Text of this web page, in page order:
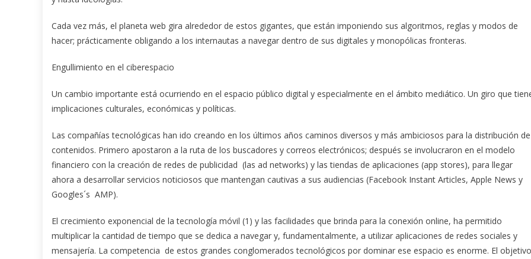
Cada vez más, el planeta web gira alrededor de estos gigantes, que están imponiendo sus algoritmos, reglas y modos de
hacer; prácticamente obligando a los internautas a navegar dentro de sus digitales y monopólicas fronteras.
Engullimiento en el ciberespacio
Un cambio importante está ocurriendo en el espacio público digital y especialmente en el ámbito mediático. Un giro que
implicaciones culturales, económicas y políticas.
Las compañías tecnológicas han ido creando en los últimos años caminos diversos y más ambiciosos para la distribución de
contenidos. Primero apostaron a la ruta de los buscadores y correos electrónicos; después se involucraron en el modelo
financiero con la creación de redes de publicidad (las ad networks) y las tiendas de aplicaciones (app stores), para llegar
ahora a desarrollar servicios noticiosos que mantengan cautivas a sus audiencias (Facebook Instant Articles, Apple News y
Googles´s AMP).
El crecimiento exponencial de la tecnología móvil (1) y las facilidades que brinda para la conexión online, ha permitido
multiplicar la cantidad de tiempo que se dedica a navegar y, fundamentalmente, a utilizar aplicaciones de redes sociales y
mensajería. La competencia de estos grandes conglomerados tecnológicos por dominar ese espacio es enorme. El objetivo